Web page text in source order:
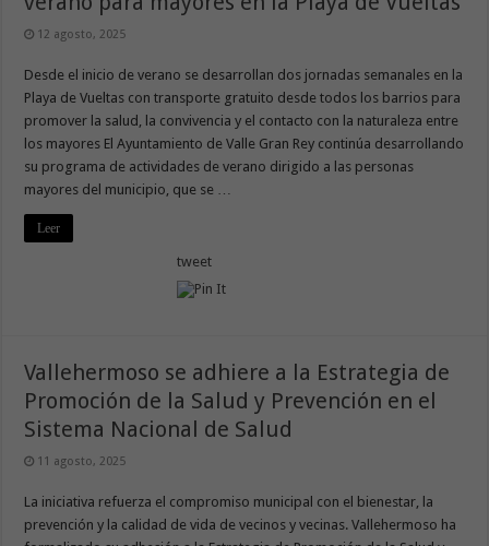
12 agosto, 2025
Desde el inicio de verano se desarrollan dos jornadas semanales en la
Playa de Vueltas con transporte gratuito desde todos los barrios para
promover la salud, la convivencia y el contacto con la naturaleza entre
los mayores El Ayuntamiento de Valle Gran Rey continúa desarrollando
su programa de actividades de verano dirigido a las personas
mayores del municipio, que se …
Leer
tweet
Vallehermoso se adhiere a la Estrategia de
Promoción de la Salud y Prevención en el
Sistema Nacional de Salud
11 agosto, 2025
La iniciativa refuerza el compromiso municipal con el bienestar, la
prevención y la calidad de vida de vecinos y vecinas. Vallehermoso ha